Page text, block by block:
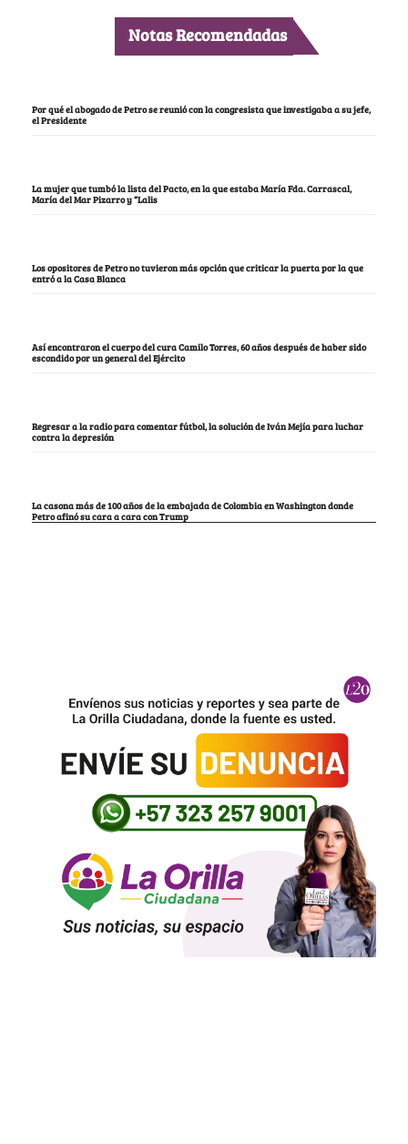
Notas Recomendadas
Por qué el abogado de Petro se reunió con la congresista que investigaba a su jefe,
el Presidente
La mujer que tumbó la lista del Pacto, en la que estaba María Fda. Carrascal,
María del Mar Pizarro y “Lalis
Los opositores de Petro no tuvieron más opción que criticar la puerta por la que
entró a la Casa Blanca
Así encontraron el cuerpo del cura Camilo Torres, 60 años después de haber sido
escondido por un general del Ejército
Regresar a la radio para comentar fútbol, la solución de Iván Mejía para luchar
contra la depresión
La casona más de 100 años de la embajada de Colombia en Washington donde
Petro afinó su cara a cara con Trump